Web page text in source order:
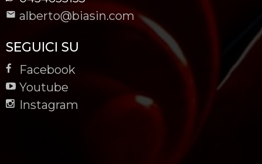
alberto@biasin.com
SEGUICI SU
Facebook
Youtube
Instagram